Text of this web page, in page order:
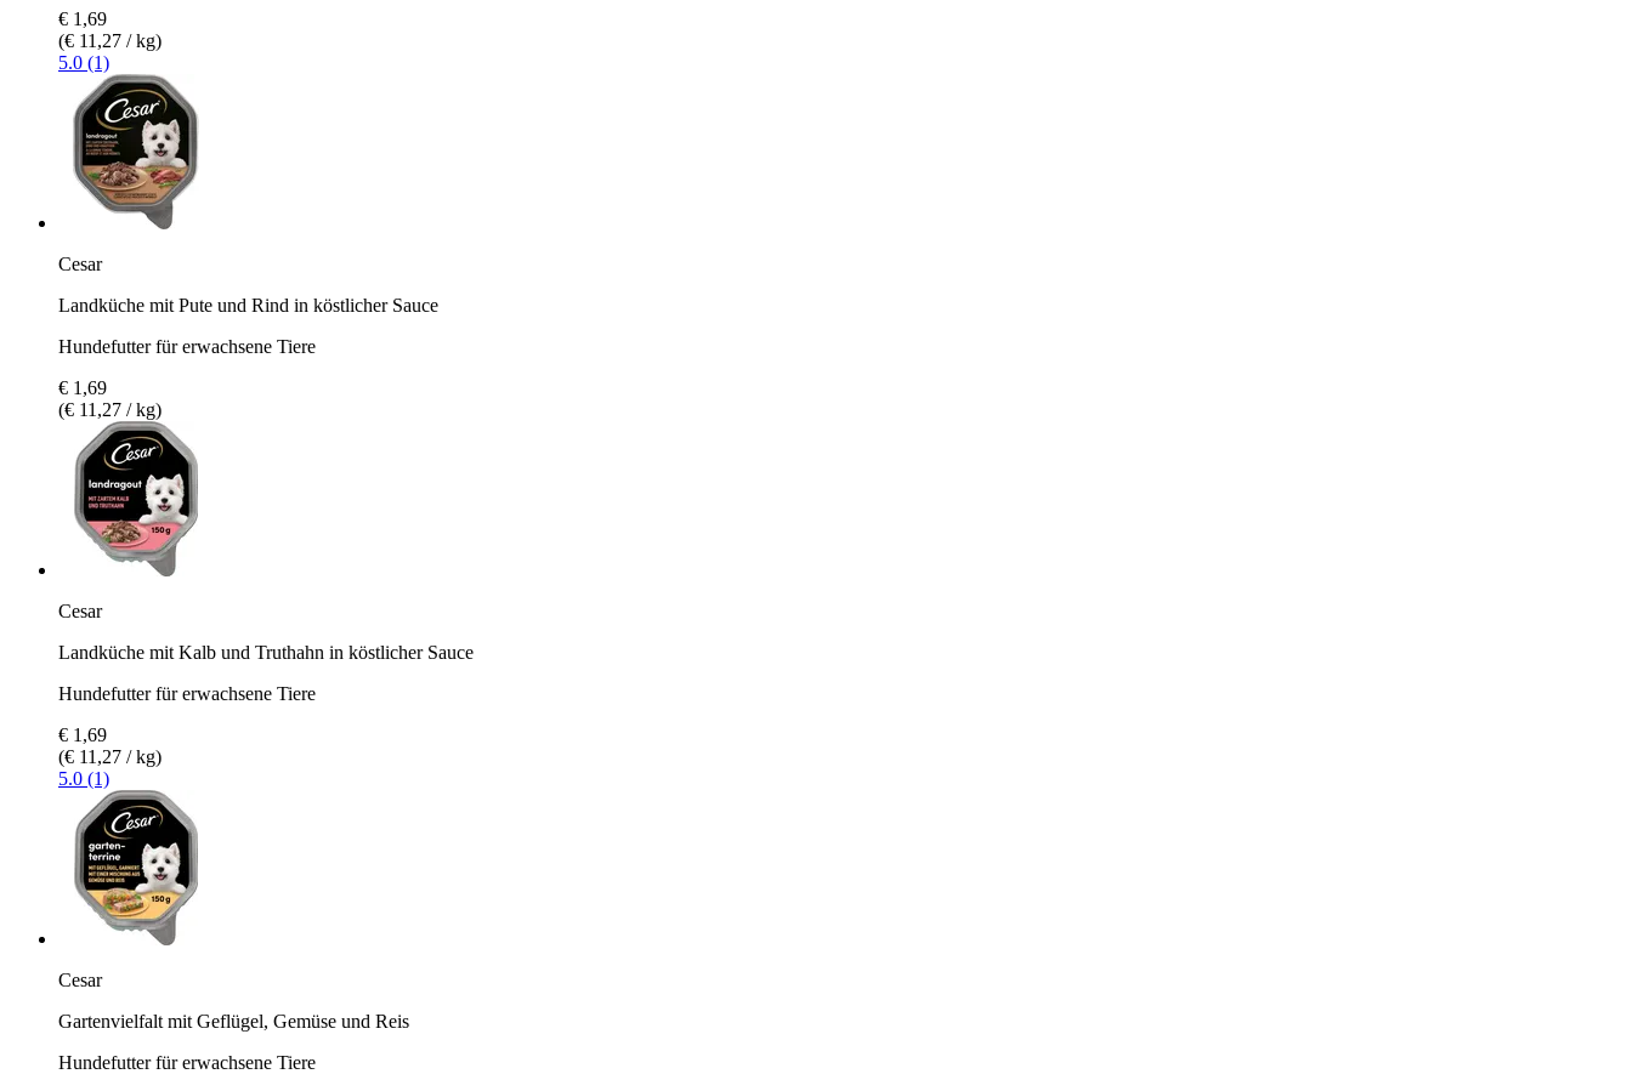
€ 1,69
(€ 11,27 / kg)
5.0 (1)
Cesar
Landküche mit Pute und Rind in köstlicher Sauce
Hundefutter für erwachsene Tiere
€ 1,69
(€ 11,27 / kg)
Cesar
Landküche mit Kalb und Truthahn in köstlicher Sauce
Hundefutter für erwachsene Tiere
€ 1,69
(€ 11,27 / kg)
5.0 (1)
Cesar
Gartenvielfalt mit Geflügel, Gemüse und Reis
Hundefutter für erwachsene Tiere